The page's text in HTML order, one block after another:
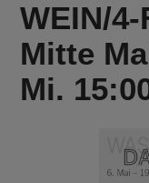
WEIN/
Mitte
Mi.